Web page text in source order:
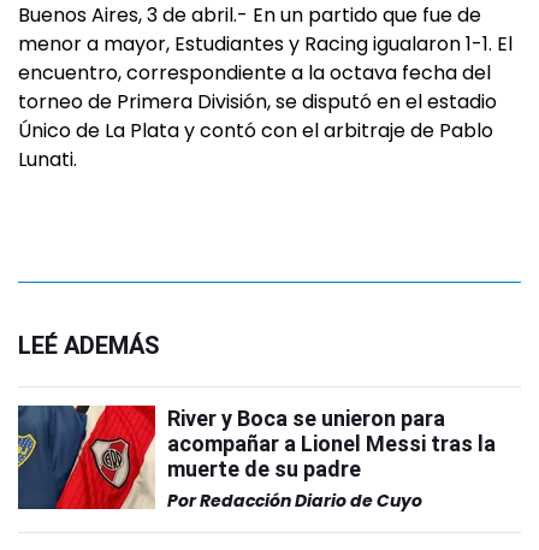
Buenos Aires, 3 de abril.- En un partido que fue de
menor a mayor, Estudiantes y Racing igualaron 1-1. El
encuentro, correspondiente a la octava fecha del
torneo de Primera División, se disputó en el estadio
Único de La Plata y contó con el arbitraje de Pablo
Lunati.
LEÉ ADEMÁS
River y Boca se unieron para
acompañar a Lionel Messi tras la
muerte de su padre
PorRedacción Diario de Cuyo